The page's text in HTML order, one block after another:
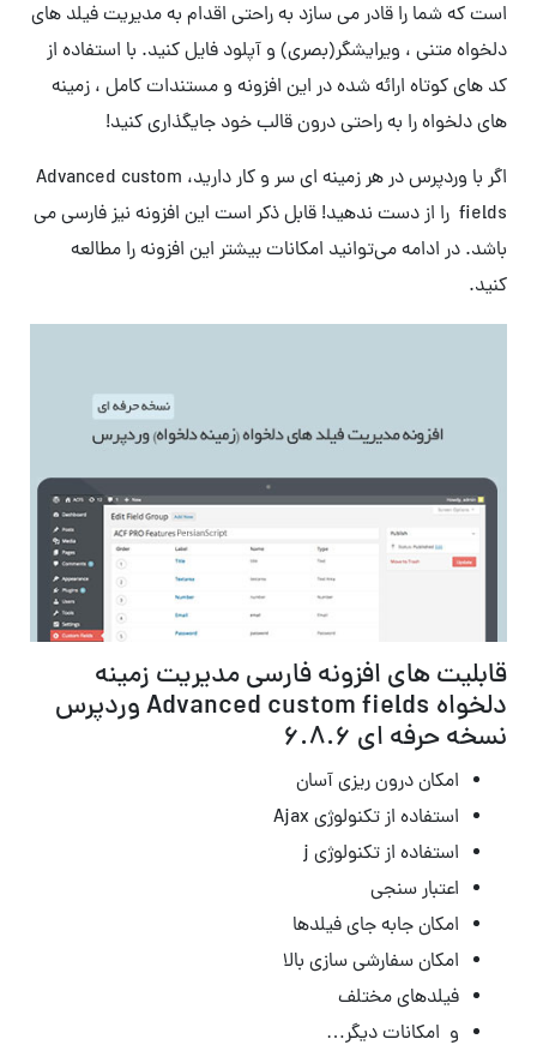
است که شما را قادر می سازد به راحتی اقدام به مدیریت فیلد های
دلخواه متنی ، ویرایشگر(بصری) و آپلود فایل کنید. با استفاده از
کد های کوتاه ارائه شده در این افزونه و مستندات کامل ، زمینه
های دلخواه را به راحتی درون قالب خود جایگذاری کنید!
اگر با وردپرس در هر زمینه ای سر و کار دارید، Advanced custom
fields را از دست ندهید! قابل ذکر است این افزونه نیز فارسی می
باشد. در ادامه می‌توانید امکانات بیشتر این افزونه را مطالعه
کنید.
قابلیت های افزونه فارسی مدیریت زمینه
دلخواه Advanced custom fields وردپرس
نسخه حرفه ای ۶.۸.۶
امکان درون ریزی آسان
استفاده از تکنولوژی Ajax
استفاده از تکنولوژی j
اعتبار سنجی
امکان جابه جای فیلدها
امکان سفارشی سازی بالا
فیلدهای مختلف
و امکانات دیگر…